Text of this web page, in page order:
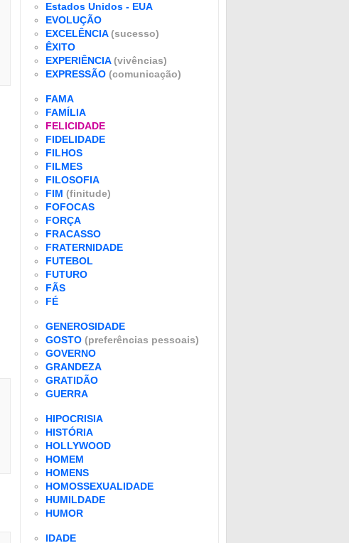
Estados Unidos - EUA
EVOLUÇÃO
EXCELÊNCIA(sucesso)
ÊXITO
EXPERIÊNCIA(vivências)
EXPRESSÃO (comunicação)
FAMA
FAMÍLIA
FELICIDADE
FIDELIDADE
FILHOS
FILMES
FILOSOFIA
FIM (finitude)
FOFOCAS
FORÇA
FRACASSO
FRATERNIDADE
FUTEBOL
FUTURO
FÃS
FÉ
GENEROSIDADE
GOSTO (preferências pessoais)
GOVERNO
GRANDEZA
GRATIDÃO
GUERRA
HIPOCRISIA
HISTÓRIA
HOLLYWOOD
HOMEM
HOMENS
HOMOSSEXUALIDADE
HUMILDADE
HUMOR
IDADE